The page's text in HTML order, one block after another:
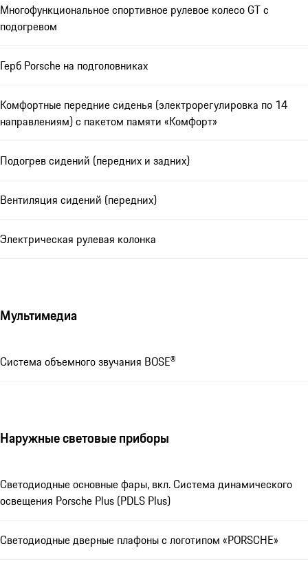
Многофункциональное спортивное рулевое колесо GT с
подогревом
Герб Porsche на подголовниках
Комфортные передние сиденья (электрорегулировка по 14
направлениям) с пакетом памяти «Комфорт»
Подогрев сидений (передних и задних)
Вентиляция сидений (передних)
Электрическая рулевая колонка
Мультимедиа
Система объемного звучания BOSE®
Наружные световые приборы
Светодиодные основные фары, вкл. Система динамического
освещения Porsche Plus (PDLS Plus)
Светодиодные дверные плафоны с логотипом «PORSCHE»